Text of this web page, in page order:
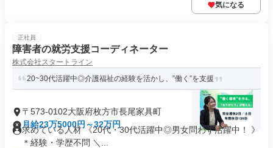
気になる
正社員
障害者の就労支援コーディネーター
株式会社スタートライン
20~30代活躍中◎介護福祉の経験を活かし、”働く”を支援
〒573-0102大阪府枚方市長尾家具町
月給23万5000円～32万円
求めている人材 《20代・30代活躍中◎男女問わず活躍中！ 》
＊経験・学歴不問 ＼...